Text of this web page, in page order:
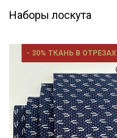
Наборы лоскута
- 30% ТКАНЬ В ОТРЕЗАХ